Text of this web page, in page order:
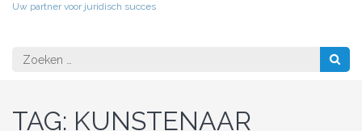
Uw partner voor juridisch succes
Zoeken
naar:
TAG: KUNSTENAAR